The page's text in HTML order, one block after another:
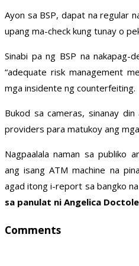
Ayon sa BSP, dapat na regular
upang ma-check kung tunay o
Sinabi pa ng BSP na nakapag-
“adequate risk management
mga insidente ng counterfeiting.
Bukod sa cameras, sinanay
providers para matukoy ang
Nagpaalala naman sa publiko
ang isang ATM machine na
agad itong i-report sa bangko
sa panulat ni Angelica
Comments